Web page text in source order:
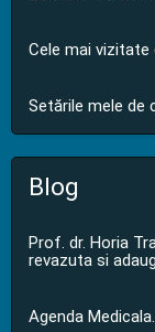
Cele mai vizitate
Setările mele de
Blog
Prof. dr. Horia
revazuta si
Agenda